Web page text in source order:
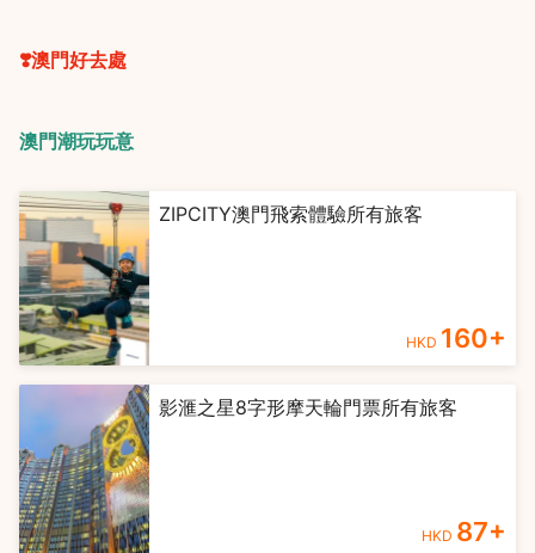
❣️澳門好去處
澳門潮玩玩意
ZIPCITY澳門飛索體驗所有旅客
HKD 160+
影滙之星8字形摩天輪門票所有旅客
HKD 87+